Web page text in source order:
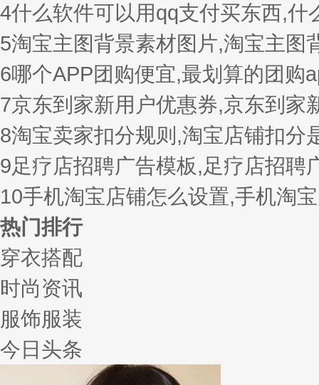
4什么软件可以用qq支付买东西,什
5淘宝主图背景素材图片,淘宝主图
6哪个APP团购便宜,最划算的团购
7京东到家新用户优惠券,京东到家
8淘宝卖家扣分规则,淘宝店铺扣分
9足疗店招聘广告模板,足疗店招聘
10手机淘宝店铺怎么设置,手机淘
热门排行
穿衣搭配
时尚资讯
服饰服装
今日头条